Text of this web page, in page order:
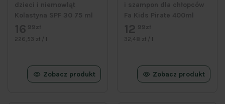
dzieci i niemowląt
Kolastyna SPF 30 75 ml
16 99zł
226,53 zł / l
Zobacz produkt
i szampon dla chłopców
Fa Kids Pirate 400ml
12 99zł
32,48 zł / l
Zobacz produkt